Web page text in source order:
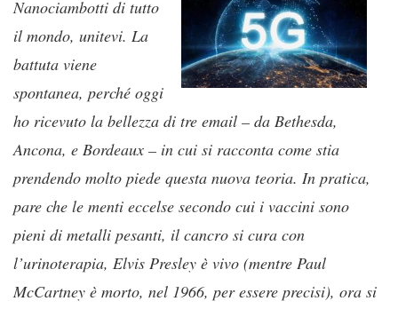
Nanociambotti di tutto
il mondo, unitevi. La
battuta viene
spontanea, perché oggi
ho ricevuto la bellezza di tre email – da Bethesda,
Ancona, e Bordeaux – in cui si racconta come stia
prendendo molto piede questa nuova teoria. In pratica,
pare che le menti eccelse secondo cui i vaccini sono
pieni di metalli pesanti, il cancro si cura con
l’urinoterapia, Elvis Presley è vivo (mentre Paul
McCartney è morto, nel 1966, per essere precisi), ora si